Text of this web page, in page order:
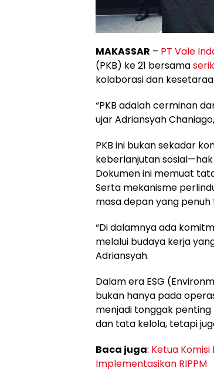
MAKASSAR – PT Vale
(PKB) ke 21 bersama
kolaborasi dan
“PKB adalah cerminan
ujar Adriansyah
PKB ini bukan sekadar
keberlanjutan
Dokumen ini memuat
Serta mekanisme
masa depan yang
“Di dalamnya ada
melalui budaya kerja
Adriansyah.
Dalam era ESG
bukan hanya pada
menjadi tonggak
dan tata kelola, tetapi
Baca juga: Ketua
Implementasikan RIPPM